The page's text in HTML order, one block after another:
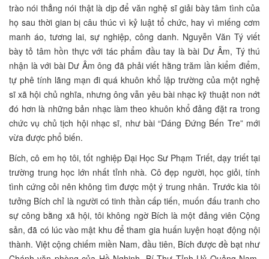
trào nói thẳng nói thật là dịp để văn nghệ sĩ giải bày tâm tình của
họ sau thời gian bị câu thúc vì kỷ luật tổ chức, hay vì miếng cơm
manh áo, tương lai, sự nghiệp, công danh. Nguyễn Văn Tý viết
bày tỏ tâm hồn thực với tác phẩm đầu tay là bài Dư Âm, Tý thú
nhận là với bài Dư Âm ông đã phải viết hằng trăm lần kiểm điểm,
tự phê tính lãng mạn đi quá khuôn khổ lập trường của một nghệ
sĩ xã hội chủ nghĩa, nhưng ông vẫn yêu bài nhạc kỹ thuật non nớt
đó hơn là những bản nhạc làm theo khuôn khổ đảng đặt ra trong
chức vụ chủ tịch hội nhạc sĩ, như bài “Dáng Đứng Bến Tre” mới
vừa được phổ biến.
Bích, cô em họ tôi, tốt nghiệp Đại Học Sư Phạm Triết, dạy triết tại
trường trung học lớn nhất tỉnh nhà. Cô đẹp người, học giỏi, tính
tình cứng cỏi nên không tìm được một ý trung nhân. Trước kia tôi
tưởng Bích chỉ là người có tinh thần cấp tiến, muốn đấu tranh cho
sự công bằng xã hội, tôi không ngờ Bích là một đảng viên Cộng
sản, đã có lúc vào mật khu để tham gia huấn luyện hoạt động nội
thành. Việt cộng chiếm miền Nam, đầu tiên, Bích được đề bạt như